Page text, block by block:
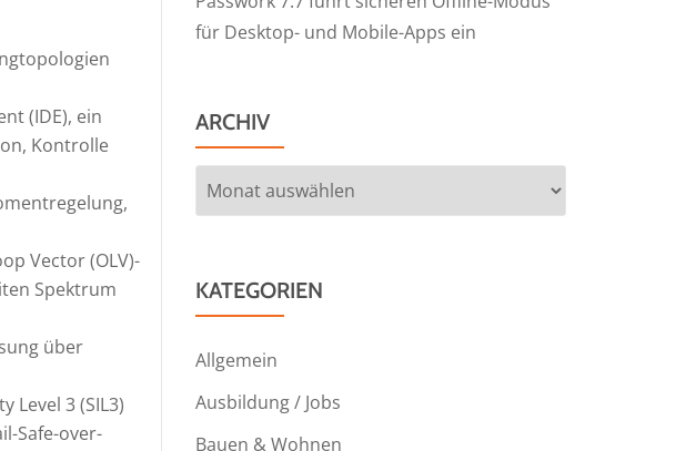
(IDE), ein
Kontrolle
Vector (OLV)-
Spektrum
über
Level 3 (SIL3)
Safe-over-
für Desktop- und Mobile-Apps ein
ARCHIV
Archiv
KATEGORIEN
Allgemein
Ausbildung / Jobs
Bauen & Wohnen